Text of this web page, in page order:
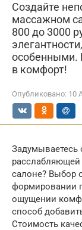
Создайте
массажном
800 до 3000
особенными.
в комфорт!
Опубликовано: 10
Задумываетесь
салоне? Выбор
формировании
ощущении
способ
Стоимость